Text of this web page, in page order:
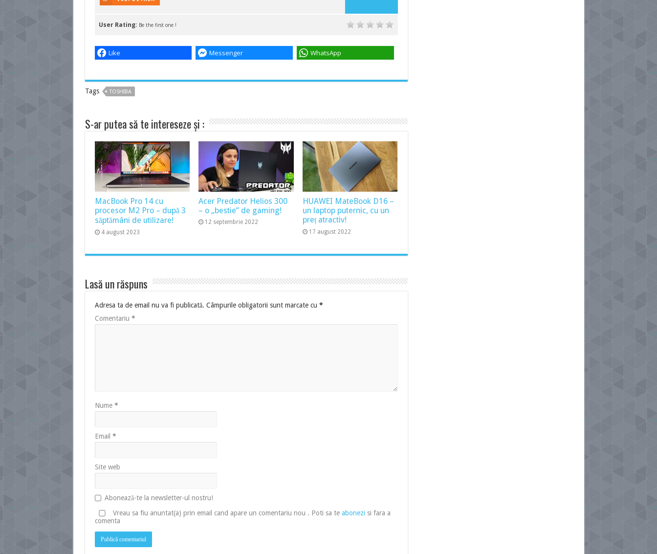
User Rating: Be the first one !
Like Messenger WhatsApp
Tags TOSHIBA
S-ar putea să te intereseze și :
MacBook Pro 14 cu
procesor M2 Pro – după 3
săptămâni de utilizare!
4 august 2023
Acer Predator Helios 300
– o „bestie” de gaming!
12 septembrie 2022
HUAWEI MateBook D16 –
un laptop puternic, cu un
preț atractiv!
17 august 2022
Lasă un răspuns
Adresa ta de email nu va fi publicată. Câmpurile obligatorii sunt marcate cu *
Comentariu *
Nume *
Email *
Site web
Abonează-te la newsletter-ul nostru!
Vreau sa fiu anuntat(a) prin email cand apare un comentariu nou . Poti sa te abonezi si fara a
comenta